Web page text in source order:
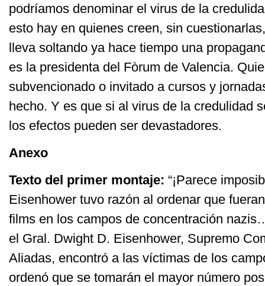
podríamos denominar el virus de la
esto hay en quienes creen, sin
lleva soltando ya hace tiempo una
es la presidenta del Fòrum de Valencia.
subvencionado o invitado a cursos y
hecho. Y es que si al virus de la credulidad
los efectos pueden ser devastadores.
Anexo
Texto del primer montaje: “¡Parece
Eisenhower tuvo razón al ordenar que
films en los campos de concentración
el Gral. Dwight D. Eisenhower, Supremo
Aliadas, encontró a las víctimas de los
ordenó que se tomarán el mayor número